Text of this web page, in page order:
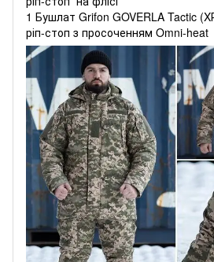
1 Бушлат Grifon GOVERLA Tactic
ріп-стоп з просоченням Omni-heat